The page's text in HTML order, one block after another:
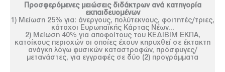
Προσφερόμενες μειώσεις διδάκτρων ανά κατηγορία
εκπαιδευομένων
1) Μείωση 25% για: άνεργους, πολύτεκνους, φοιτητές/τριες,
κάτοχοι Ευρωπαϊκής Κάρτας Νέων...
2) Μείωση 40% για αποφοίτους του ΚΕΔΙΒΙΜ ΕΚΠΑ,
κατοίκους περιοχών οι οποίες έχουν κηρυχθεί σε έκτακτη
ανάγκη λόγω φυσικών καταστροφών, πρόσφυγες/
μετανάστες, για εγγραφές σε δύο (2) προγράμματα